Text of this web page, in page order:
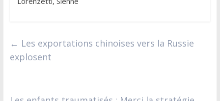
← Les exportations chinoises vers la Russie
explosent